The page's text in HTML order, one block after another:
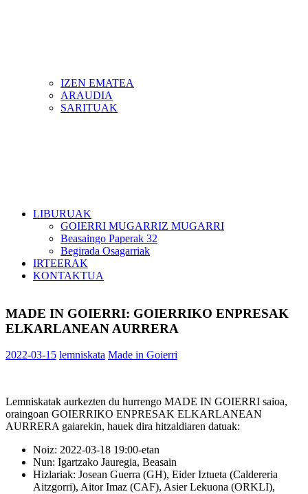
IZEN EMATEA
ARAUDIA
SARITUAK
LIBURUAK
GOIERRI MUGARRIZ MUGARRI
Beasaingo Paperak 32
Begirada Osagarriak
IRTEERAK
KONTAKTUA
MADE IN GOIERRI: GOIERRIKO ENPRESAK
ELKARLANEAN AURRERA
2022-03-15 lemniskata Made in Goierri
Lemniskatak aurkezten du hurrengo MADE IN GOIERRI saioa,
oraingoan GOIERRIKO ENPRESAK ELKARLANEAN
AURRERA gaiarekin, hauek dira hitzaldiaren datuak:
Noiz: 2022-03-18 19:00-etan
Nun: Igartzako Jauregia, Beasain
Hizlariak: Josean Guerra (GH), Eider Iztueta (Caldereria
Aitzgorri), Aitor Imaz (CAF), Asier Lekuona (ORKLI),